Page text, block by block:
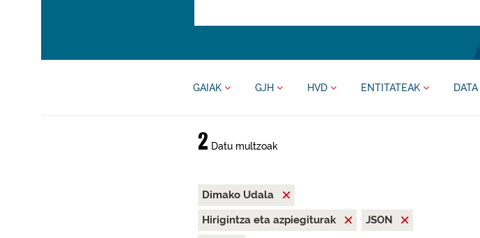
GAIAK GJH HVD ENTITATEAK DATA
2 Datu multzoak
Dimako Udala
Hirigintza eta azpiegiturak
JSON